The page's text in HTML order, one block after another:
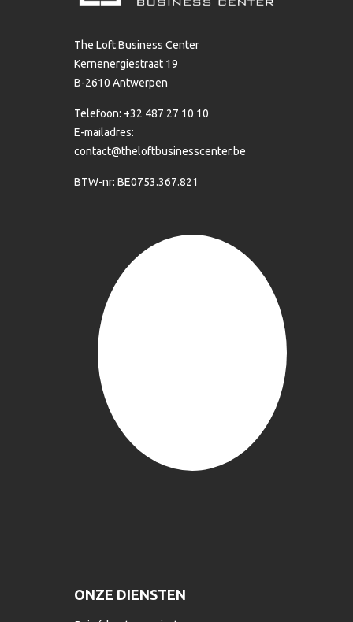
The Loft Business Center
Kernenergiestraat 19
B-2610 Antwerpen
Telefoon: +32 487 27 10 10
E-mailadres:
contact@theloftbusinesscenter.be
BTW-nr: BE0753.367.821
ONZE DIENSTEN